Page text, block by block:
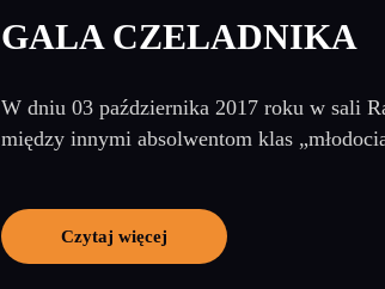
GALA CZELADNIKA
W dniu 03 października 2017 roku w sali
między innymi absolwentom klas
Czytaj więcej